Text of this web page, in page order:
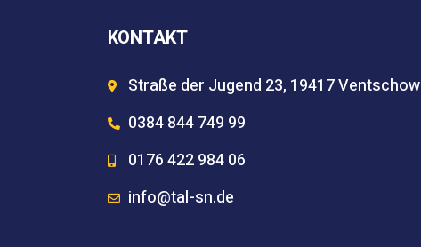
KONTAKT
Straße der Jugend 23, 19417 Ventschow
0384 844 749 99
0176 422 984 06
info@tal-sn.de